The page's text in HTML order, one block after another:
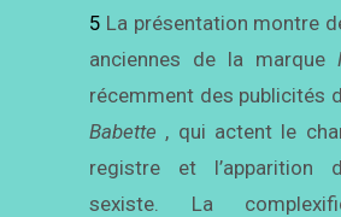
5 La présentation montre
anciennes de la marque
récemment des publicités
Babette , qui actent le
registre et l’apparition
sexiste. La